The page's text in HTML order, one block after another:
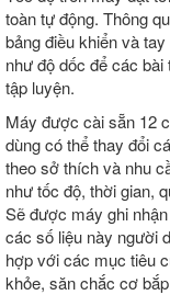
toàn tự động. Thông
bảng điều khiển và
như độ dốc để các
tập luyện.
Máy được cài sẵn 12
dùng có thể thay đổi
theo sở thích và nhu
như tốc độ, thời gian,
Sẽ được máy ghi
các số liệu này người
hợp với các mục tiêu
khỏe, săn chắc cơ